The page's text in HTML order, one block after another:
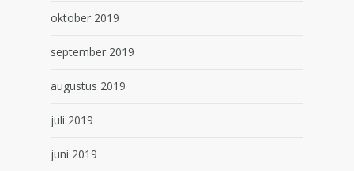
oktober 2019
september 2019
augustus 2019
juli 2019
juni 2019